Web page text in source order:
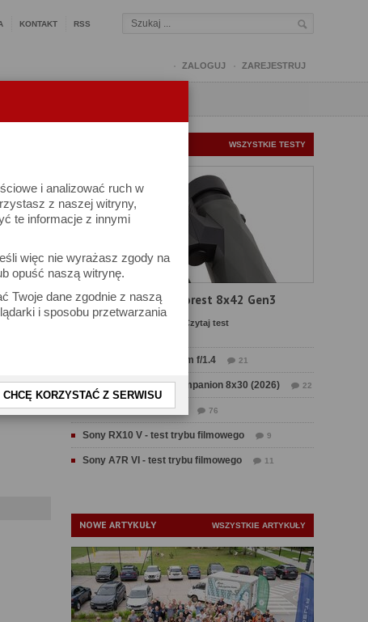
i analizować ruch w
z naszej witryny,
te informacje z innymi
więc nie wyrażasz zgody na
opuść naszą witrynę.
Twoje dane zgodnie z naszą
i sposobu przetwarzania
CHCĘ KORZYSTAĆ Z SERWISU
KONTAKT RSS
ZALOGUJ ZAREJESTRUJ
WSZYSTKIE TESTY
Test Delta Optical Forest 8x42 Gen3
Czytaj test
Test Sirui Aurora 35 mm f/1.4 21
Test Swarovski CL Companion 8x30 (2026) 22
Test Fujifilm GFX 100 II 76
Sony RX10 V - test trybu filmowego 9
Sony A7R VI - test trybu filmowego 11
NOWE ARTYKUŁY WSZYSTKIE ARTYKUŁY